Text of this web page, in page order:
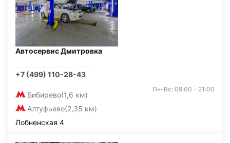
Автосервис Дмитровка
+7 (499) 110-28-43
Бибирево(1,6 км)
Алтуфьево(2,35 км)
Пн-Вс: 09:00 - 21:00
Лобненская 4